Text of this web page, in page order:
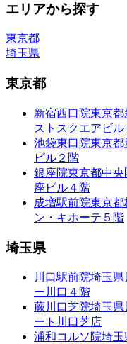
エリアから探す
東京都
埼玉県
東京都
新宿西口院東京都
ストスクエアビル
池袋東口院東京都
ビル２階
銀座院東京都中央
座ビル４階
成増駅前院東京都
ン・キホーテ５階
埼玉県
川口駅前院埼玉県
ー川口４階
蕨川口芝院埼玉県
ート川口芝店
浦和コルソ院埼玉